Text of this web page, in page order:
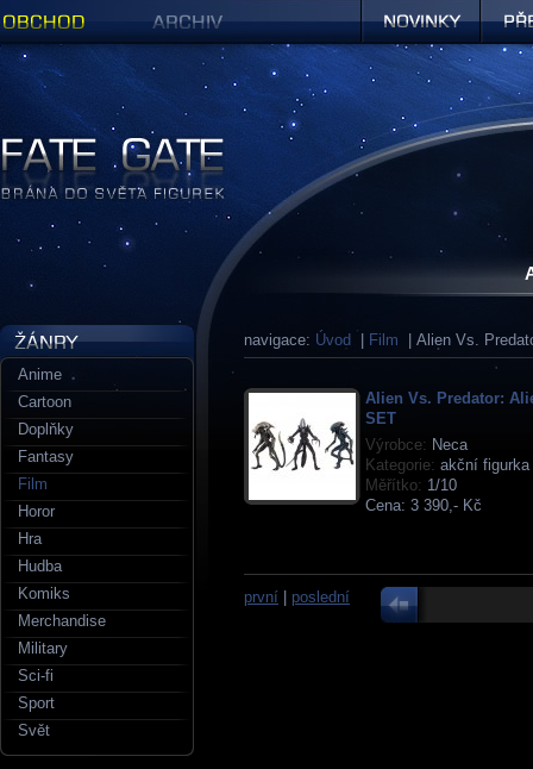
navigace: Úvod Film | Alien Vs.
Alien Vs. Predator:
SET
Výrobce: Neca
Kategorie: akční figurka
Měřítko: 1/10
Cena: 3 390,- Kč
první poslední
Anime
Cartoon
Doplňky
Fantasy
Film
Horor
Hra
Hudba
Komiks
Merchandise
Military
Sci-fi
Sport
Svět
Figurky a sošky | Fate Gate